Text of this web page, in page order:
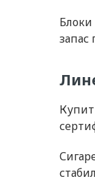
запас